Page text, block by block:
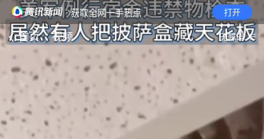
· 获取全网一手热点 打开
首页 视频 无障碍